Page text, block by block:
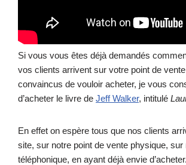
Si vous vous êtes déjà demandés
vos clients arrivent sur votre point de
convaincus de vouloir acheter, je vous
d’acheter le livre de Jeff Walker, intitulé
En effet on espère tous que nos clients
site, sur notre point de vente physique, sur
téléphonique, en ayant déjà envie